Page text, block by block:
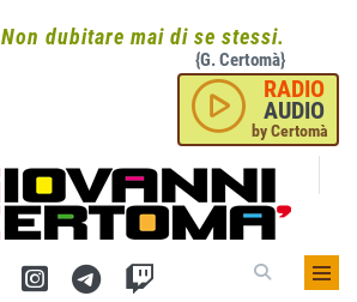
Non dubitare mai di se stessi.
{G. Certomà}
RADIO
AUDIO
by Certomà